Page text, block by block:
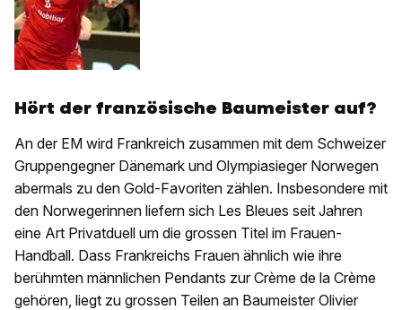
Hört der französische Baumeister auf?
An der EM wird Frankreich zusammen mit dem Schweizer
Gruppengegner Dänemark und Olympiasieger Norwegen
abermals zu den Gold-Favoriten zählen. Insbesondere mit
den Norwegerinnen liefern sich Les Bleues seit Jahren
eine Art Privatduell um die grossen Titel im Frauen-
Handball. Dass Frankreichs Frauen ähnlich wie ihre
berühmten männlichen Pendants zur Crème de la Crème
gehören, liegt zu grossen Teilen an Baumeister Olivier